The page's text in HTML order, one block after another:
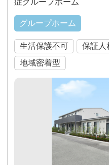
グループホーム
生活保護不可 保証人
地域密着型